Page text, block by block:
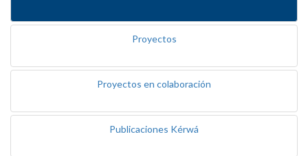
Proyectos
Proyectos en colaboración
Publicaciones Kérwá